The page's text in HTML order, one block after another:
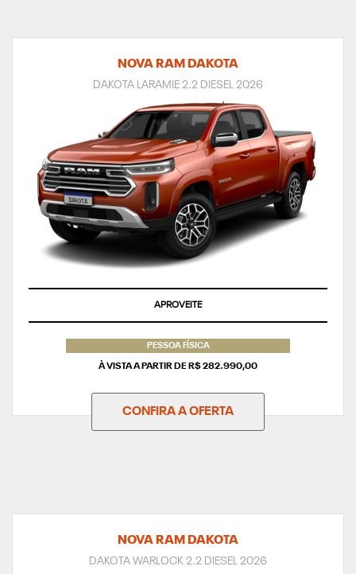
NOVA RAM DAKOTA
DAKOTA LARAMIE 2.2 DIESEL 2026
APROVEITE
PESSOA FÍSICA
À VISTA A PARTIR DE R$ 282.990,00
CONFIRA A OFERTA
NOVA RAM DAKOTA
DAKOTA WARLOCK 2.2 DIESEL 2026